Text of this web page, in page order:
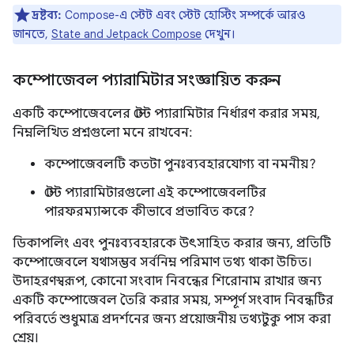
দ্রষ্টব্য: Compose-এ স্টেট এবং স্টেট হোস্টিং সম্পর্কে আরও
জানতে, State and Jetpack Compose দেখুন।
কম্পোজেবল প্যারামিটার সংজ্ঞায়িত করুন
একটি কম্পোজেবলের স্টেট প্যারামিটার নির্ধারণ করার সময়,
নিম্নলিখিত প্রশ্নগুলো মনে রাখবেন:
কম্পোজেবলটি কতটা পুনঃব্যবহারযোগ্য বা নমনীয়?
স্টেট প্যারামিটারগুলো এই কম্পোজেবলটির
পারফরম্যান্সকে কীভাবে প্রভাবিত করে?
ডিকাপলিং এবং পুনঃব্যবহারকে উৎসাহিত করার জন্য, প্রতিটি
কম্পোজেবলে যথাসম্ভব সর্বনিম্ন পরিমাণ তথ্য থাকা উচিত।
উদাহরণস্বরূপ, কোনো সংবাদ নিবন্ধের শিরোনাম রাখার জন্য
একটি কম্পোজেবল তৈরি করার সময়, সম্পূর্ণ সংবাদ নিবন্ধটির
পরিবর্তে শুধুমাত্র প্রদর্শনের জন্য প্রয়োজনীয় তথ্যটুকু পাস করা
শ্রেয়।